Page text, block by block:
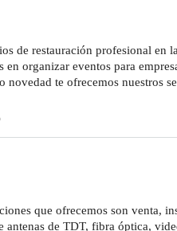
de restauración profesional en
en organizar eventos para
novedad te ofrecemos nuestros
que ofrecemos son venta,
antenas de TDT, fibra óptica,